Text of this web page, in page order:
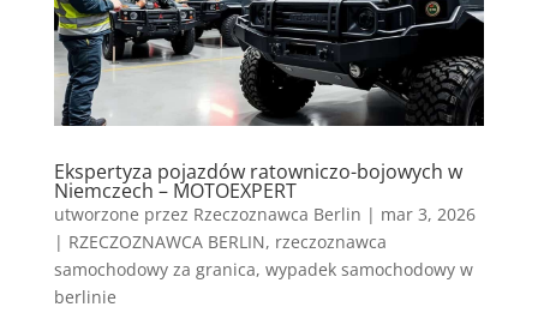
Ekspertyza pojazdów ratowniczo-bojowych w
Niemczech – MOTOEXPERT
utworzone przez Rzeczoznawca Berlin | mar 3, 2026
| RZECZOZNAWCA BERLIN, rzeczoznawca
samochodowy za granica, wypadek samochodowy w
berlinie